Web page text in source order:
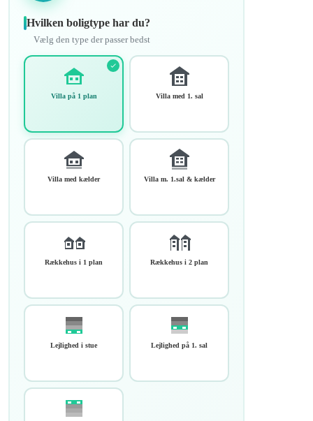
Hvilken boligtype har du?
Vælg den type der passer bedst
Villa på 1 plan Villa med 1. sal
Villa med kælder Villa m. 1.sal & kælder
Rækkehus i 1 plan Rækkehus i 2 plan
Lejlighed i stue Lejlighed på 1. sal